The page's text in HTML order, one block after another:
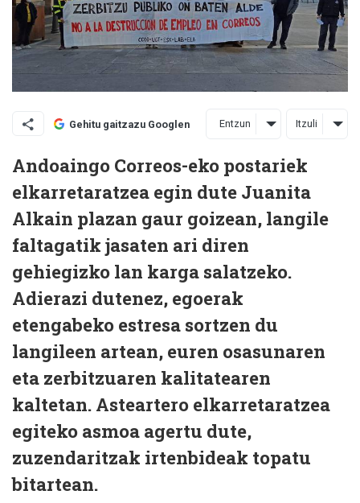
Gehitu gaitzazu Googlen Entzun Itzuli
Andoaingo Correos-eko postariek
elkarretaratzea egin dute Juanita
Alkain plazan gaur goizean, langile
faltagatik jasaten ari diren
gehiegizko lan karga salatzeko.
Adierazi dutenez, egoerak
etengabeko estresa sortzen du
langileen artean, euren osasunaren
eta zerbitzuaren kalitatearen
kaltetan. Asteartero elkarretaratzea
egiteko asmoa agertu dute,
zuzendaritzak irtenbideak topatu
bitartean.